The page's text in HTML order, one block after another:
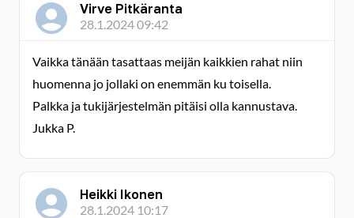
Virve Pitkäranta
28.1.2024 09:42
Vaikka tänään tasattaas meijän kaikkien rahat niin
huomenna jo jollaki on enemmän ku toisella.
Palkka ja tukijärjestelmän pitäisi olla kannustava.
Jukka P.
Heikki Ikonen
28.1.2024 10:17